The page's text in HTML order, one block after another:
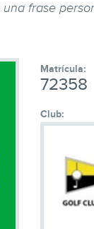
frase
Matrícula:
72358
Club: